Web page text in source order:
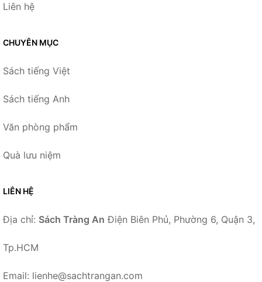
Liên hệ
CHUYÊN MỤC
Sách tiếng Việt
Sách tiếng Anh
Văn phòng phẩm
Quà lưu niệm
LIÊN HỆ
Địa chỉ: Sách Tràng An Điện Biên Phủ, Phường 6, Quận 3,
Tp.HCM
Email: lienhe@sachtrangan.com